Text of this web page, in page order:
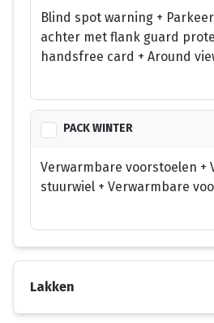
Blind spot warning +
achter met flank guard
handsfree card + Around
PACK WINTER
Verwarmbare voorstoelen +
stuurwiel + Verwarmbare
Lakken